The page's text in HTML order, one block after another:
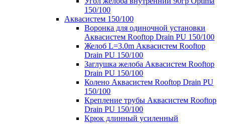
150/100
Аквасистем 150/100
Воронка для одиночной установки
Аквасистем Rooftop Drain PU 150/100
Желоб L=3.0m Аквасистем Rooftop
Drain PU 150/100
Заглушка желоба Аквасистем Rooftop
Drain PU 150/100
Колено Аквасистем Rooftop Drain PU
150/100
Крепление трубы Аквасистем Rooftop
Drain PU 150/100
Крюк длинный усиленный